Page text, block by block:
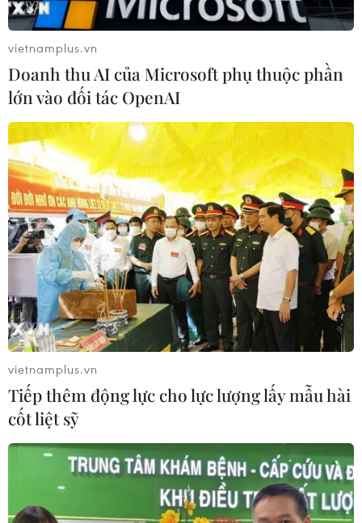
vietnamplus.vn
Doanh thu AI của Microsoft phụ thuộc phần
lớn vào đối tác OpenAI
vietnamplus.vn
Tiếp thêm động lực cho lực lượng lấy mẫu hài
cốt liệt sỹ